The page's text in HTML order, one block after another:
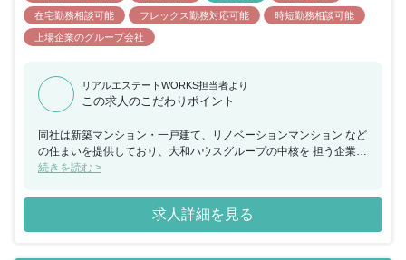
在宅勤務相談可能
フレックス勤務対応可能
時短勤務相談可能
上場企業のグループ会社
リアルエステートWORKS担当者より
この求人のこだわりポイント
同社は新築マンション・一戸建て、リノベーションマンション など
の住まいを提供しており、大和ハウスグループの中核を 担う企業に
なります。 不動産ディベロッパーとして毎期成長を続けており、
位に ランクインするなど、企業としての働きやすさも抜群になりま
す。 同ポジションではお人柄重視の採用を進めており、業界経験や
営業経験は不問になります。お客様に寄り添った提案ができる方 を
続きを読む >
求人詳細を見る